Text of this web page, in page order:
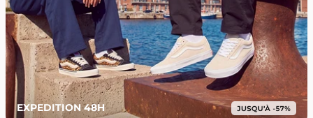
EXPEDITION 48H